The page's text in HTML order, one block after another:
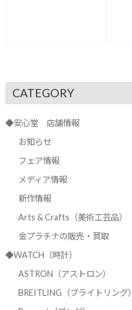
CATEGORY
◆安心堂 店舗情報
お知らせ
フェア情報
メディア情報
新作情報
Arts & Crafts（美術工芸品）
金プラチナの販売・買取
◆WATCH（時計）
ASTRON（アストロン）
BREITLING（ブライトリング）